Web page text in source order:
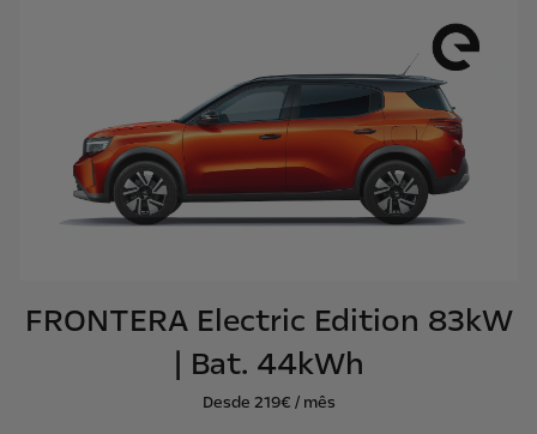
FRONTERA Electric Edition 83kW
| Bat. 44kWh
Desde 219€ / mês